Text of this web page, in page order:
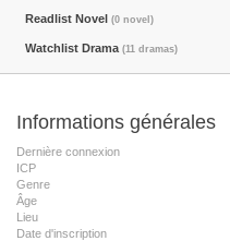
Readlist Novel (0 novel)
Watchlist Drama (11 dramas)
Informations générales
Dernière connexion
ICP
Genre
Âge
Lieu
Date d'inscription